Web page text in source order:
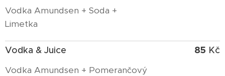
Vodka Amundsen + Soda +
Limetka
Vodka & Juice
Vodka Amundsen + Pomerančový
85 Kč